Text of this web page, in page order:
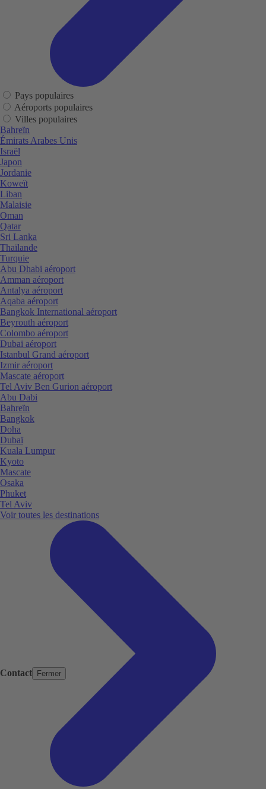
Contact Fermer
Pays populaires
Aéroports populaires
Villes populaires
Bahreïn
Émirats Arabes Unis
Israël
Japon
Jordanie
Koweït
Liban
Malaisie
Oman
Qatar
Sri Lanka
Thaïlande
Turquie
Abu Dhabi aéroport
Amman aéroport
Antalya aéroport
Aqaba aéroport
Bangkok International aéroport
Beyrouth aéroport
Colombo aéroport
Dubai aéroport
Istanbul Grand aéroport
Izmir aéroport
Mascate aéroport
Tel Aviv Ben Gurion aéroport
Abu Dabi
Bahreïn
Bangkok
Doha
Dubaï
Kuala Lumpur
Kyoto
Mascate
Osaka
Phuket
Tel Aviv
Voir toutes les destinations